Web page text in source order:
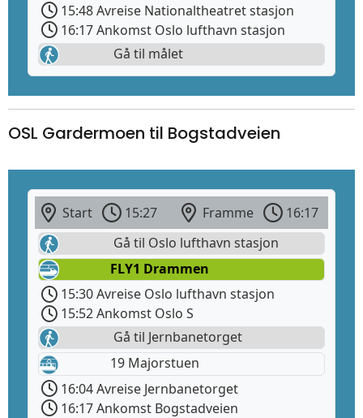
15:48 Avreise Nationaltheatret stasjon
16:17 Ankomst Oslo lufthavn stasjon
Gå til målet
OSL Gardermoen til Bogstadveien
Start 15:27 Framme
16:17
Gå til Oslo lufthavn stasjon
FLY1 Drammen
15:30 Avreise Oslo lufthavn stasjon
15:52 Ankomst Oslo S
Gå til Jernbanetorget
19 Majorstuen
16:04 Avreise Jernbanetorget
16:17 Ankomst Bogstadveien